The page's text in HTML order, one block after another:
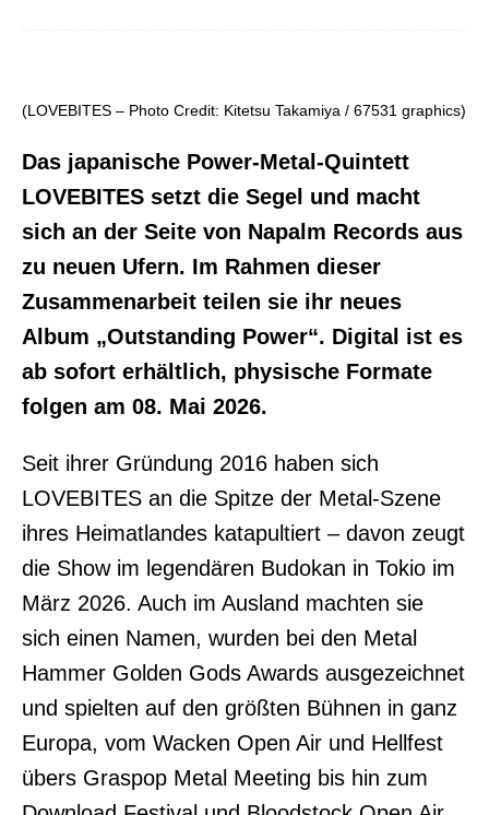
(LOVEBITES – Photo Credit: Kitetsu Takamiya / 67531 graphics)
Das japanische Power-Metal-Quintett
LOVEBITES setzt die Segel und macht
sich an der Seite von Napalm Records aus
zu neuen Ufern. Im Rahmen dieser
Zusammenarbeit teilen sie ihr neues
Album „Outstanding Power“. Digital ist es
ab sofort erhältlich, physische Formate
folgen am 08. Mai 2026.
Seit ihrer Gründung 2016 haben sich
LOVEBITES an die Spitze der Metal-Szene
ihres Heimatlandes katapultiert – davon zeugt
die Show im legendären Budokan in Tokio im
März 2026. Auch im Ausland machten sie
sich einen Namen, wurden bei den Metal
Hammer Golden Gods Awards ausgezeichnet
und spielten auf den größten Bühnen in ganz
Europa, vom Wacken Open Air und Hellfest
übers Graspop Metal Meeting bis hin zum